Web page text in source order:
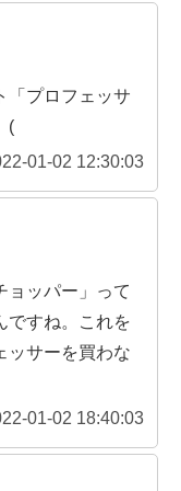
「プロフェッサ
(
01-02 12:30:03
ョッパー」って
ですね。これを
ッサーを買わな
01-02 18:40:03